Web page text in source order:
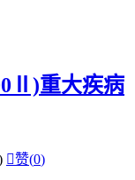
重大疾病
赞(0)